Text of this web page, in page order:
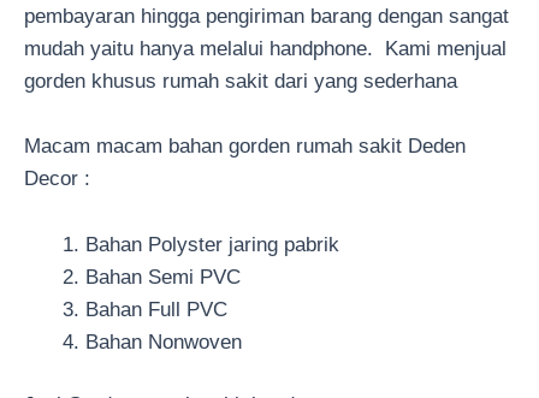
pembayaran hingga pengiriman barang dengan sangat
mudah yaitu hanya melalui handphone. Kami menjual
gorden khusus rumah sakit dari yang sederhana
Macam macam bahan gorden rumah sakit Deden
Decor :
Bahan Polyster jaring pabrik
Bahan Semi PVC
Bahan Full PVC
Bahan Nonwoven